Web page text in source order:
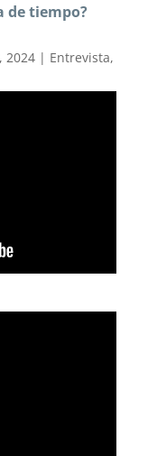
de tiempo?
2024| Entrevista,